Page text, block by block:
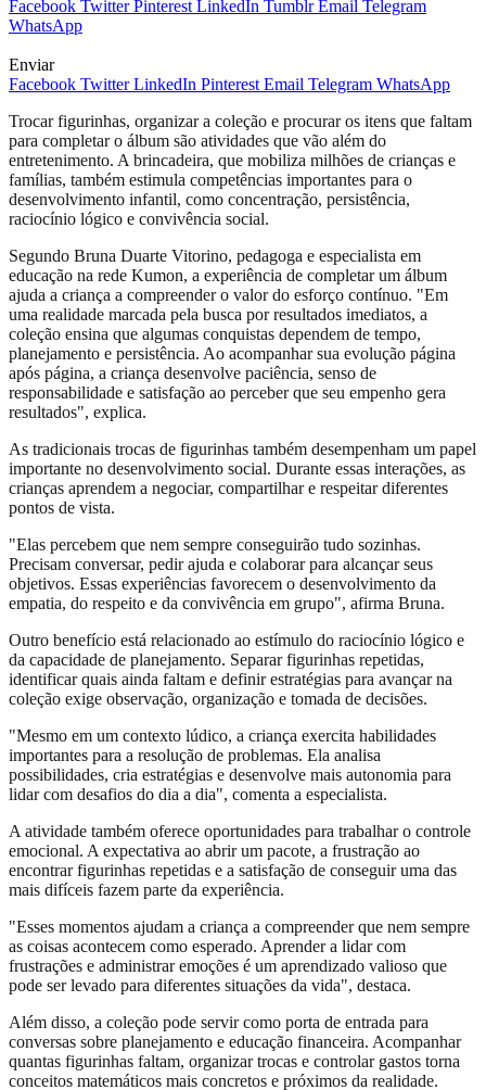
Facebook Twitter Pinterest LinkedIn Tumblr Email Telegram
WhatsApp
Enviar
Facebook Twitter LinkedIn Pinterest Email Telegram WhatsApp
Trocar figurinhas, organizar a coleção e procurar os itens que faltam
para completar o álbum são atividades que vão além do
entretenimento. A brincadeira, que mobiliza milhões de crianças e
famílias, também estimula competências importantes para o
desenvolvimento infantil, como concentração, persistência,
raciocínio lógico e convivência social.
Segundo Bruna Duarte Vitorino, pedagoga e especialista em
educação na rede Kumon, a experiência de completar um álbum
ajuda a criança a compreender o valor do esforço contínuo. "Em
uma realidade marcada pela busca por resultados imediatos, a
coleção ensina que algumas conquistas dependem de tempo,
planejamento e persistência. Ao acompanhar sua evolução página
após página, a criança desenvolve paciência, senso de
responsabilidade e satisfação ao perceber que seu empenho gera
resultados", explica.
As tradicionais trocas de figurinhas também desempenham um papel
importante no desenvolvimento social. Durante essas interações, as
crianças aprendem a negociar, compartilhar e respeitar diferentes
pontos de vista.
"Elas percebem que nem sempre conseguirão tudo sozinhas.
Precisam conversar, pedir ajuda e colaborar para alcançar seus
objetivos. Essas experiências favorecem o desenvolvimento da
empatia, do respeito e da convivência em grupo", afirma Bruna.
Outro benefício está relacionado ao estímulo do raciocínio lógico e
da capacidade de planejamento. Separar figurinhas repetidas,
identificar quais ainda faltam e definir estratégias para avançar na
coleção exige observação, organização e tomada de decisões.
"Mesmo em um contexto lúdico, a criança exercita habilidades
importantes para a resolução de problemas. Ela analisa
possibilidades, cria estratégias e desenvolve mais autonomia para
lidar com desafios do dia a dia", comenta a especialista.
A atividade também oferece oportunidades para trabalhar o controle
emocional. A expectativa ao abrir um pacote, a frustração ao
encontrar figurinhas repetidas e a satisfação de conseguir uma das
mais difíceis fazem parte da experiência.
"Esses momentos ajudam a criança a compreender que nem sempre
as coisas acontecem como esperado. Aprender a lidar com
frustrações e administrar emoções é um aprendizado valioso que
pode ser levado para diferentes situações da vida", destaca.
Além disso, a coleção pode servir como porta de entrada para
conversas sobre planejamento e educação financeira. Acompanhar
quantas figurinhas faltam, organizar trocas e controlar gastos torna
conceitos matemáticos mais concretos e próximos da realidade.